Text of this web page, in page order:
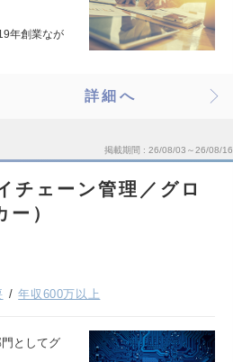
年創業なが
詳細へ
掲載期間 26/08/03～26/08/16
チェーン管理／グロ
）
年収600万以上
としてグ